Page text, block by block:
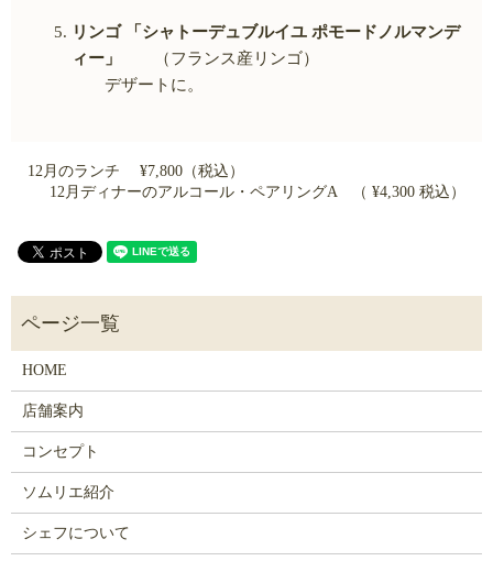
リンゴ 「シャトーデュブルイユ ポモードノルマンデ
ィー」
（フランス産リンゴ）
デザートに。
12月のランチ ¥7,800（税込）
12月ディナーのアルコール・ペアリングA （ ¥4,300 税込）
HOME
店舗案内
コンセプト
ソムリエ紹介
シェフについて